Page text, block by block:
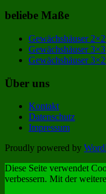
beliebe Maße
Gewächshäuser
Gewächshäuser
Gewächshäuser
Über uns
Kontakt
Datenschutz
Impressum
Proudly powered by
Diese Seite verwendet
verbessern. Mit der